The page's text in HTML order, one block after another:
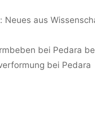
Neues aus
bei Pedara
bei Pedara